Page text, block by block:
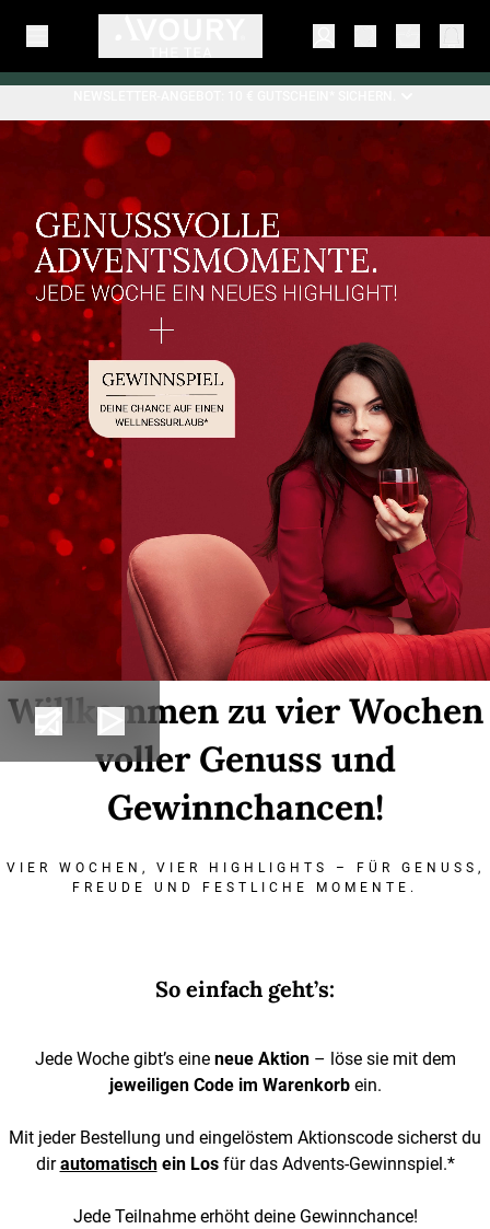
Willkommen zu vier Wochen
voller Genuss und
Gewinnchancen!
VIER WOCHEN, VIER HIGHLIGHTS – FÜR GENUSS,
FREUDE UND FESTLICHE MOMENTE.
So einfach geht’s:
Jede Woche gibt’s eine neue Aktion– löse sie mit dem
jeweiligen Code im Warenkorbein.
Mit jeder Bestellung und eingelöstem Aktionscode sicherst du
dirautomatischein Losfür das Advents-Gewinnspiel.*
Jede Teilnahme erhöht deine Gewinnchance!